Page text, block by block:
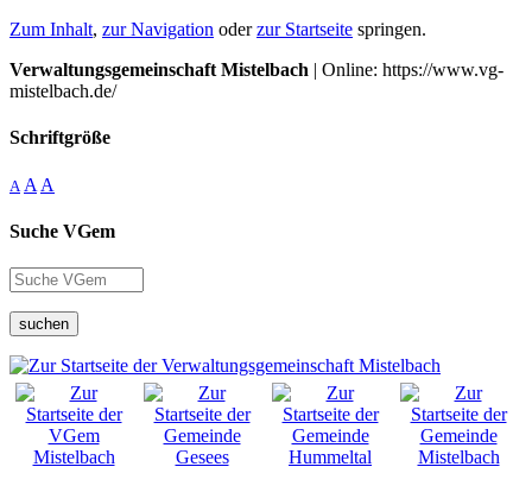
Zum Inhalt, zur Navigation oderzur Startseite springen.
Verwaltungsgemeinschaft Mistelbach | Online: https://www.vg-
mistelbach.de/
Schriftgröße
A A A
Suche VGem
suchen